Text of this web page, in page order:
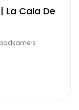
La Cala De